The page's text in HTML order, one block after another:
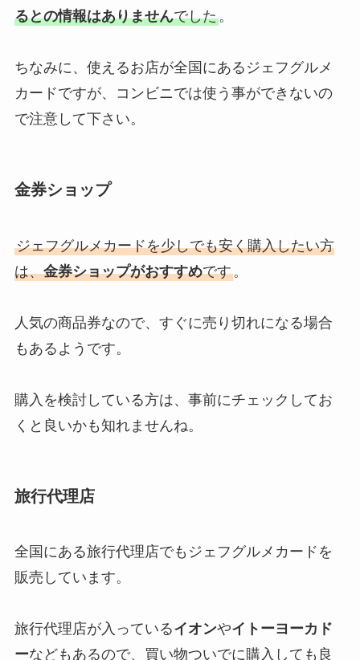
るとの情報はありませんでした。
ちなみに、使えるお店が全国にあるジェフグルメ
カードですが、コンビニでは使う事ができないの
で注意して下さい。
金券ショップ
ジェフグルメカードを少しでも安く購入したい方
は、金券ショップがおすすめです。
人気の商品券なので、すぐに売り切れになる場合
もあるようです。
購入を検討している方は、事前にチェックしてお
くと良いかも知れませんね。
旅行代理店
全国にある旅行代理店でもジェフグルメカードを
販売しています。
旅行代理店が入っているイオンやイトーヨーカド
ーなどもあるので、買い物ついでに購入しても良